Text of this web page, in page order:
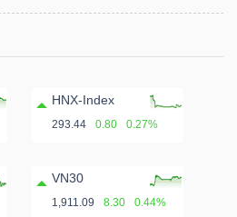
HNX-Index
293.44 0.80 0.27%
VN30
1,911.09 8.30 0.44%